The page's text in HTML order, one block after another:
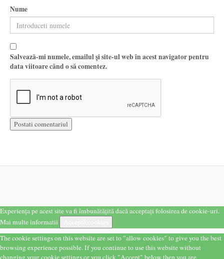
Nume
Salvează-mi numele, emailul și site-ul web în acest navigator pentru
data viitoare când o să comentez.
Experiența pe acest site va fi îmbunătățită dacă acceptați folosirea de cookie-uri.
Mai multe informatii
The cookie settings on this website are set to "allow cookies" to give you the best
browsing experience possible. If you continue to use this website without
changing your cookie settings or you click "Accept" below then you are